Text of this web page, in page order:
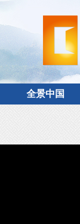
全景中国